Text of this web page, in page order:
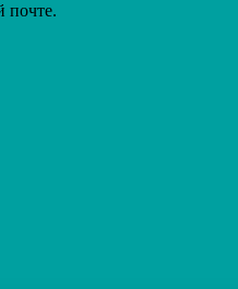
почте.